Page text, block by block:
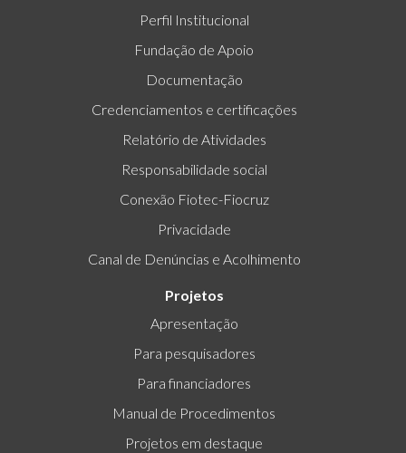
Perfil Institucional
Fundação de Apoio
Documentação
Credenciamentos e certificações
Relatório de Atividades
Responsabilidade social
Conexão Fiotec-Fiocruz
Privacidade
Canal de Denúncias e Acolhimento
Projetos
Apresentação
Para pesquisadores
Para financiadores
Manual de Procedimentos
Projetos em destaque